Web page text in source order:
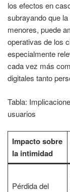
los efectos en
subrayando que
menores, puede
operativas de los
especialmente
cada vez más
digitales tanto
Tabla:
usuarios
Impacto sobre
la intimidad
Pérdida del